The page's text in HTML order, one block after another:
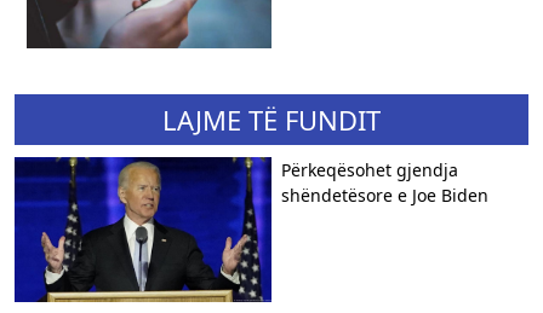
LAJME TË FUNDIT
Përkeqësohet gjendja
shëndetësore e Joe Biden